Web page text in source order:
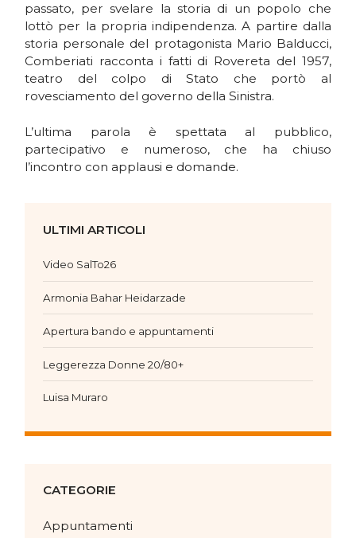
passato, per svelare la storia di un popolo che
lottò per la propria indipendenza. A partire dalla
storia personale del protagonista Mario Balducci,
Comberiati racconta i fatti di Rovereta del 1957,
teatro del colpo di Stato che portò al
rovesciamento del governo della Sinistra.
L’ultima parola è spettata al pubblico,
partecipativo e numeroso, che ha chiuso
l’incontro con applausi e domande.
ULTIMI ARTICOLI
Video SalTo26
Armonia Bahar Heidarzade
Apertura bando e appuntamenti
Leggerezza Donne 20/80+
Luisa Muraro
CATEGORIE
Appuntamenti